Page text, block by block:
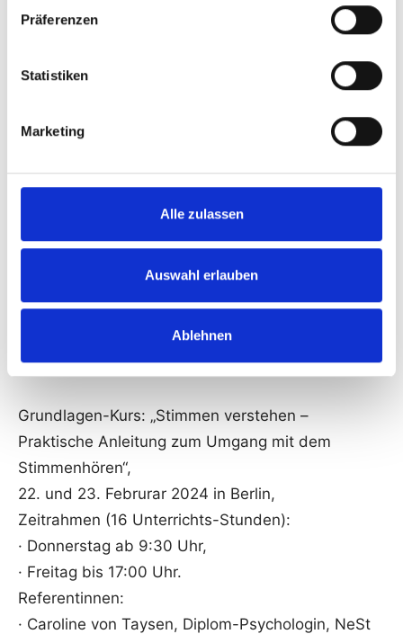
Präferenzen
Statistiken
Marketing
Alle zulassen
Auswahl erlauben
Ablehnen
Stimmenhören verstehen: Einführungskurs
Aufbaukurs Stimmenhören
10./11.10.2025 DGSP Bielefeld, Aufbaukurs
20./21.11.2025 Via Qualifizierung, Berlin,
ARCHIV – Fortbildungen 2024
Grundlagen-Kurs: „Stimmen verstehen –
Praktische Anleitung zum Umgang mit dem
Stimmenhören“,
22. und 23. Februrar 2024 in Berlin,
Zeitrahmen (16 Unterrichts-Stunden):
· Donnerstag ab 9:30 Uhr,
· Freitag bis 17:00 Uhr.
Referentinnen:
· Caroline von Taysen, Diplom-Psychologin, NeSt